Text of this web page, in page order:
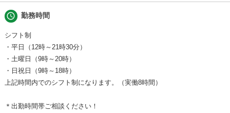
schedule 勤務時間
シフト制
・平日（12時～21時30分）
・土曜日（9時～20時）
・日祝日（9時～18時）
上記時間内でのシフト制になります。（実働8時間）
＊出勤時間帯ご相談ください！